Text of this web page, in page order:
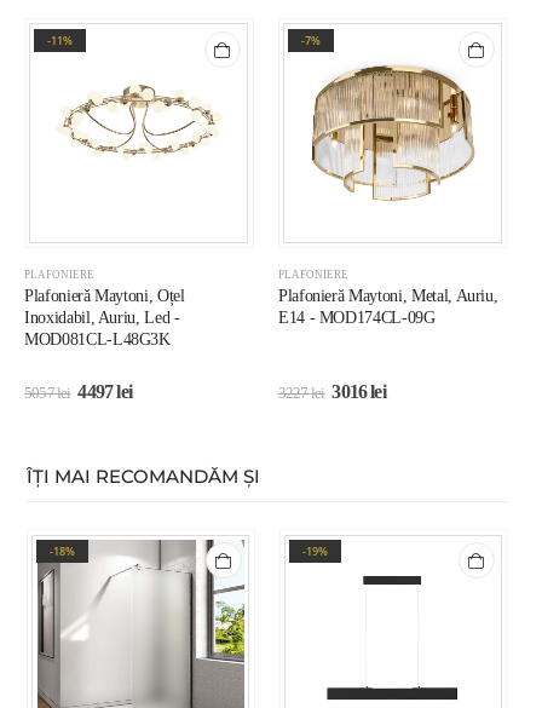
-11%
PLAFONIERE
Plafonieră Maytoni, Oțel
Inoxidabil, Auriu, Led -
MOD081CL-L48G3K
5057lei 4497lei
-7%
PLAFONIERE
Plafonieră Maytoni, Metal, Auriu,
E14 - MOD174CL-09G
3227lei 3016lei
ÎȚI MAI RECOMANDĂM ȘI
-18% -19%